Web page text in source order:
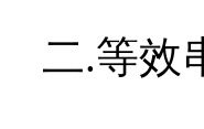
二.等效